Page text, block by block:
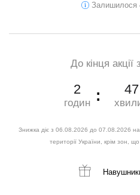
Залишилося
До кінця
2
годин
47
Знижка діє з 06.08.2026 до 07.08.2026 на
території України, крім зон,